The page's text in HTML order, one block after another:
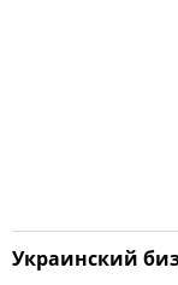
Украинский